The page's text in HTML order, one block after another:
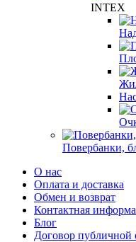
INTEX
Повербанки,
О нас
Оплата и доставка
Обмен и возврат
Контактная
Блог
Договор публичной